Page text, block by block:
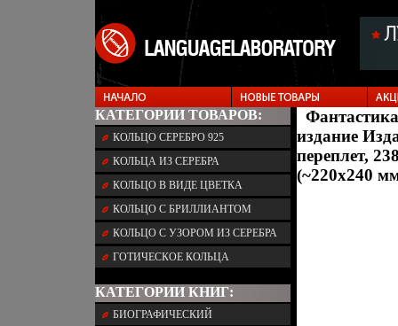
КАТЕГОРИИ ТОВАРОВ:
КОЛЬЦО СЕРЕБРО 925
КОЛЬЦА ИЗ СЕРЕБРА
КОЛЬЦО В ВИДЕ ЦВЕТКА
КОЛЬЦО С БРИЛЛИАНТОМ
КОЛЬЦО С УЗОРОМ ИЗ СЕРЕБРА
ГОТИЧЕСКОЕ КОЛЬЦА
КАТЕГОРИИ КНИГ:
БИОГРАФИЧЕСКИЙ
издание
переплет,
(~220x240